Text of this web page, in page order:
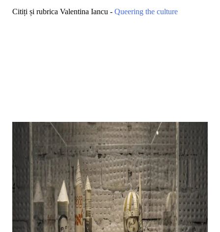
Citiți și rubrica Valentina Iancu - Queering the culture